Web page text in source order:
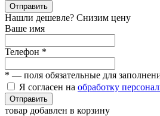
Отправить
Нашли дешевле? Снизим цену
Ваше имя
Телефон *
* — поля обязательные для
Я согласен на обработку
Отправить
товар добавлен в корзину